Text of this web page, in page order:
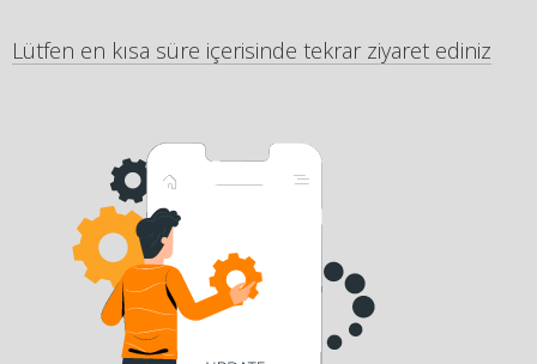
Lütfen en kısa süre içerisinde tekrar ziyaret ediniz